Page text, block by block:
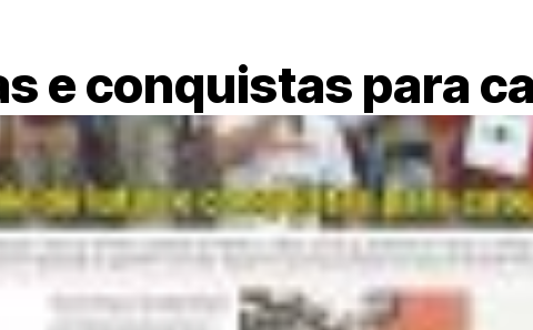
e conquistas para